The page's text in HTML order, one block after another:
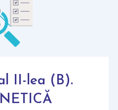
II-lea (B).